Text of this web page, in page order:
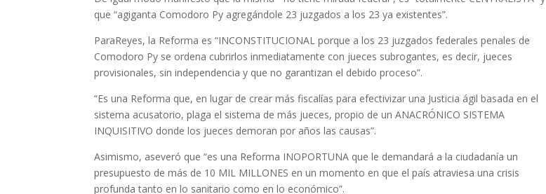
que “agiganta Comodoro Py agregándole 23 juzgados a los 23 ya existentes”.
ParaReyes, la Reforma es “INCONSTITUCIONAL porque a los 23 juzgados federales penales de
Comodoro Py se ordena cubrirlos inmediatamente con jueces subrogantes, es decir, jueces
provisionales, sin independencia y que no garantizan el debido proceso”.
“Es una Reforma que, en lugar de crear más fiscalías para efectivizar una Justicia ágil basada en el
sistema acusatorio, plaga el sistema de más jueces, propio de un ANACRÓNICO SISTEMA
INQUISITIVO donde los jueces demoran por años las causas”.
Asimismo, aseveró que “es una Reforma INOPORTUNA que le demandará a la ciudadanía un
presupuesto de más de 10 MIL MILLONES en un momento en que el país atraviesa una crisis
profunda tanto en lo sanitario como en lo económico”.